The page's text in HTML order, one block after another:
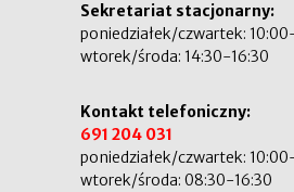
Sekretariat stacjonarny:
poniedziałek/czwartek:
wtorek/środa: 14:30-16:30
Kontakt telefoniczny:
691 204 031
poniedziałek/czwartek:
wtorek/środa: 08:30-16:30